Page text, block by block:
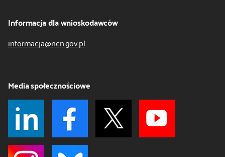
Informacja dla wnioskodawców
informacja@ncn.gov.pl
Media społecznościowe